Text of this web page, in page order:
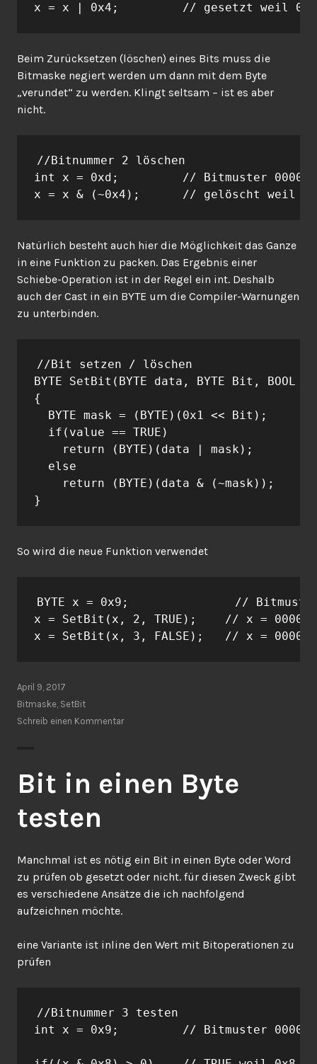
x = x | 0x4;         // gesetzt weil 0x4 -
Beim Zurücksetzen (löschen) eines Bits muss die
Bitmaske negiert werden um dann mit dem Byte
„verundet“ zu werden. Klingt seltsam – ist es aber
nicht.
//Bitnummer 2 löschen
int x = 0xd;         // Bitmuster 0000
x = x & (~0x4);      // gelöscht weil
Natürlich besteht auch hier die Möglichkeit das Ganze
in eine Funktion zu packen. Das Ergebnis einer
Schiebe-Operation ist in der Regel ein int. Deshalb
auch der Cast in ein BYTE um die Compiler-Warnungen
zu unterbinden.
//Bit setzen / löschen
BYTE SetBit(BYTE data, BYTE Bit, BOOL
{
  BYTE mask = (BYTE)(0x1 << Bit);
  if(value == TRUE)
    return (BYTE)(data | mask);
  else
    return (BYTE)(data & (~mask));
}
So wird die neue Funktion verwendet
BYTE x = 0x9;               // Bitmuster
x = SetBit(x, 2, TRUE);    // x = 0000
x = SetBit(x, 3, FALSE);   // x = 0000
April 9, 2017
Bitmaske, SetBit
Schreib einen Kommentar
Bit in einen Byte
testen
Manchmal ist es nötig ein Bit in einen Byte oder Word
zu prüfen ob gesetzt oder nicht. für diesen Zweck gibt
es verschiedene Ansätze die ich nachfolgend
aufzeichnen möchte.
eine Variante ist inline den Wert mit Bitoperationen zu
prüfen
//Bitnummer 3 testen
int x = 0x9;         // Bitmuster 0000